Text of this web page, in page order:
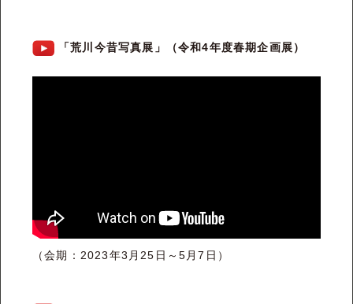
「荒川今昔写真展」（令和4年度春期企画展）
（会期：2023年3月25日～5月7日）